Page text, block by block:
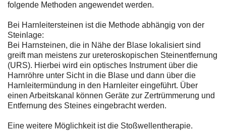
folgende Methoden angewendet werden.
Bei Harnleitersteinen ist die Methode abhängig von der
Steinlage:
Bei Harnsteinen, die in Nähe der Blase lokalisiert sind
greift man meistens zur ureteroskopischen Steinentfernung
(URS). Hierbei wird ein optisches Instrument über die
Harnröhre unter Sicht in die Blase und dann über die
Harnleitermündung in den Harnleiter eingeführt. Über
einen Arbeitskanal können Geräte zur Zertrümmerung und
Entfernung des Steines eingebracht werden.
Eine weitere Möglichkeit ist die Stoßwellentherapie.